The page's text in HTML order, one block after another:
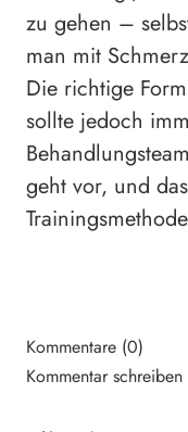
zu gehen –
man mit
Die richtige
sollte jedoch
geht vor, und
Kommentare (0)
Kommentar schreiben